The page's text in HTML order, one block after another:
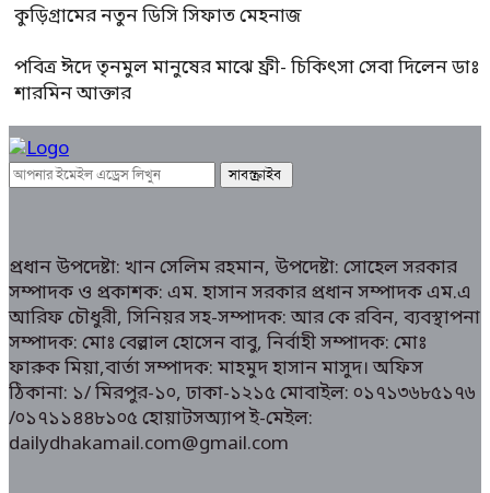
কুড়িগ্রামের নতুন ডিসি সিফাত মেহনাজ
পবিত্র ঈদে তৃনমুল মানুষের মাঝে ফ্রী- চিকিৎসা সেবা দিলেন ডাঃ
শারমিন আক্তার
প্রধান উপদেষ্টা: খান সেলিম রহমান, উপদেষ্টা: সোহেল সরকার
সম্পাদক ও প্রকাশক: এম. হাসান সরকার প্রধান সম্পাদক এম.এ
আরিফ চৌধুরী, সিনিয়র সহ-সম্পাদক: আর কে রবিন, ব্যবস্থাপনা
সম্পাদক: মোঃ বেল্লাল হোসেন বাবু, নির্বাহী সম্পাদক: মোঃ
ফারুক মিয়া,বার্তা সম্পাদক: মাহমুদ হাসান মাসুদ। অফিস
ঠিকানা: ১/ মিরপুর-১০, ঢাকা-১২১৫ মোবাইল: ০১৭১৩৬৮৫১৭৬
/০১৭১১৪৪৮১০৫ হোয়াটসঅ্যাপ ই-মেইল:
dailydhakamail.com@gmail.com